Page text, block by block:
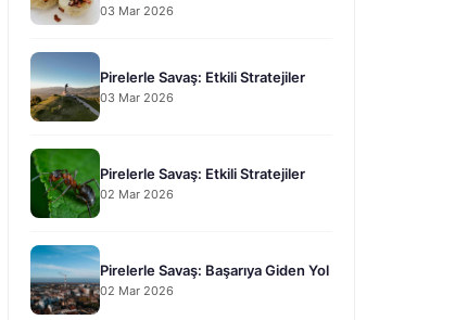
03 Mar 2026
Pirelerle Savaş: Etkili Stratejiler
03 Mar 2026
Pirelerle Savaş: Etkili Stratejiler
02 Mar 2026
Pirelerle Savaş: Başarıya Giden Yol
02 Mar 2026